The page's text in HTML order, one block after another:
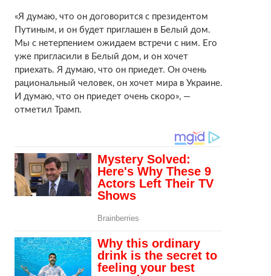
«Я думаю, что он договорится с президентом
Путиным, и он будет приглашен в Белый дом.
Мы с нетерпением ожидаем встречи с ним. Его
уже пригласили в Белый дом, и он хочет
приехать. Я думаю, что он приедет. Он очень
рациональный человек, он хочет мира в Украине.
И думаю, что он приедет очень скоро», —
отметил Трамп.